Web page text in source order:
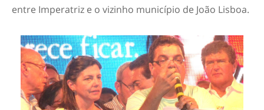
entre Imperatriz e o vizinho município de João Lisboa.